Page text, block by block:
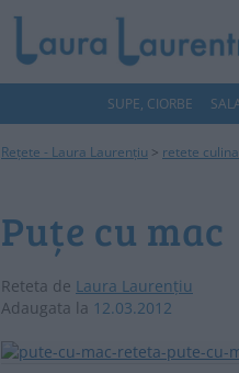
SUPE, CIORBE
Rețete - Laura Laurențiu > retete
Puțe cu mac
Reteta de Laura Laurențiu
Adaugata la 12.03.2012